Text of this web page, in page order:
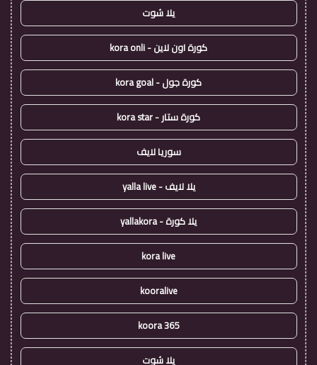
يلا شوت
كورة اون لاين - kora onli
كورة جول - kora goal
كورة ستار - kora star
سوريا لايف
يلا لايف - yalla live
يلا كورة - yallakora
kora live
kooralive
koora 365
يلا شوت